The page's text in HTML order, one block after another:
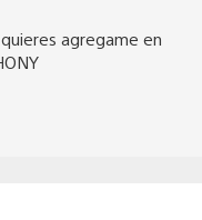
agregame en